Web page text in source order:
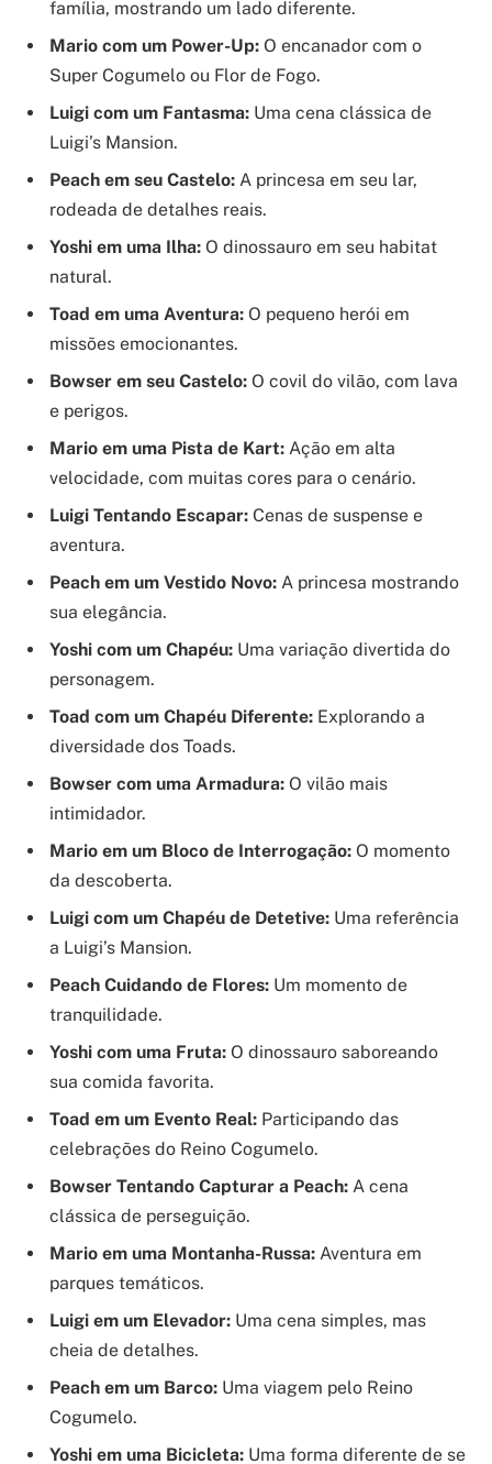
família, mostrando um lado diferente.
Mario com um Power-Up: O encanador com o
Super Cogumelo ou Flor de Fogo.
Luigi com um Fantasma: Uma cena clássica de
Luigi’s Mansion.
Peach em seu Castelo: A princesa em seu lar,
rodeada de detalhes reais.
Yoshi em uma Ilha: O dinossauro em seu habitat
natural.
Toad em uma Aventura: O pequeno herói em
missões emocionantes.
Bowser em seu Castelo: O covil do vilão, com lava
e perigos.
Mario em uma Pista de Kart: Ação em alta
velocidade, com muitas cores para o cenário.
Luigi Tentando Escapar: Cenas de suspense e
aventura.
Peach em um Vestido Novo: A princesa mostrando
sua elegância.
Yoshi com um Chapéu: Uma variação divertida do
personagem.
Toad com um Chapéu Diferente: Explorando a
diversidade dos Toads.
Bowser com uma Armadura: O vilão mais
intimidador.
Mario em um Bloco de Interrogação: O momento
da descoberta.
Luigi com um Chapéu de Detetive: Uma referência
a Luigi’s Mansion.
Peach Cuidando de Flores: Um momento de
tranquilidade.
Yoshi com uma Fruta: O dinossauro saboreando
sua comida favorita.
Toad em um Evento Real: Participando das
celebrações do Reino Cogumelo.
Bowser Tentando Capturar a Peach: A cena
clássica de perseguição.
Mario em uma Montanha-Russa: Aventura em
parques temáticos.
Luigi em um Elevador: Uma cena simples, mas
cheia de detalhes.
Peach em um Barco: Uma viagem pelo Reino
Cogumelo.
Yoshi em uma Bicicleta: Uma forma diferente de se